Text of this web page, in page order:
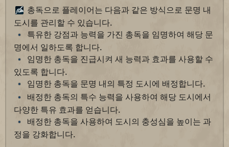
총독으로 플레이어는 다음과 같은 방식으로 문명 내
도시를 관리할 수 있습니다.
특유한 강점과 능력을 가진 총독을 임명하여 해당 문
명에서 일하도록 합니다.
임명한 총독을 진급시켜 새 능력과 효과를 사용할 수
있도록 합니다.
임명한 총독을 문명 내의 특정 도시에 배정합니다.
배정한 총독의 특수 능력을 사용하여 해당 도시에서
다양한 특유 효과를 얻습니다.
배정한 총독을 사용하여 도시의 충성심을 높이는 과
정을 강화합니다.